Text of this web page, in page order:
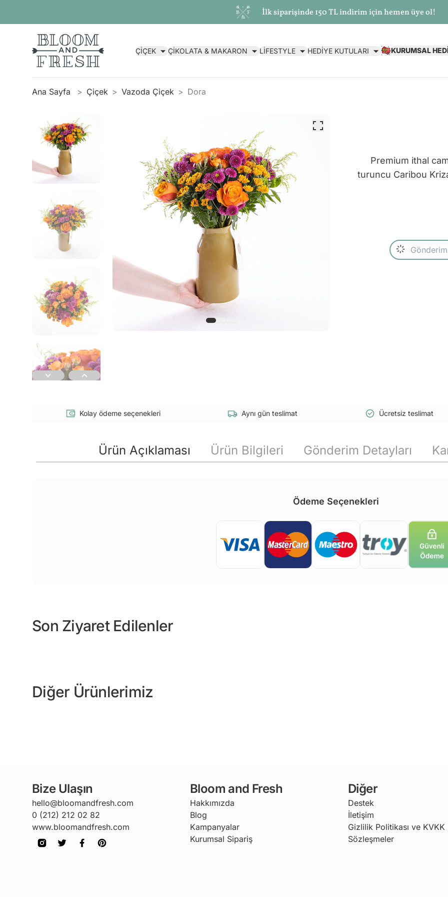
İlk siparişinde 150 TL indirim için hemen üye ol!
ÇİÇEK ÇİKOLATA & MAKARON LİFESTYLE HEDİYE KUTULARI KURUMSAL
Ana Sayfa Çiçek Vazoda Çiçek Dora
Premium ithal
turuncu Caribou
Kolay ödeme seçenekleri Aynı gün teslimat Ücretsiz teslimat
Ürün Açıklaması Ürün Bilgileri Gönderim Detayları
Ödeme Seçenekleri
Son Ziyaret Edilenler
Diğer Ürünlerimiz
Bize Ulaşın
hello@bloomandfresh.com
0 (212) 212 02 82
www.bloomandfresh.com
Bloom and Fresh
Hakkımızda
Blog
Kampanyalar
Kurumsal Sipariş
Diğer
Destek
İletişim
Gizlilik Politikası ve KVKK
Sözleşmeler